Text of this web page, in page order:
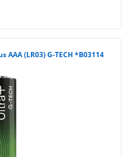
(LR03) G-TECH *B03114